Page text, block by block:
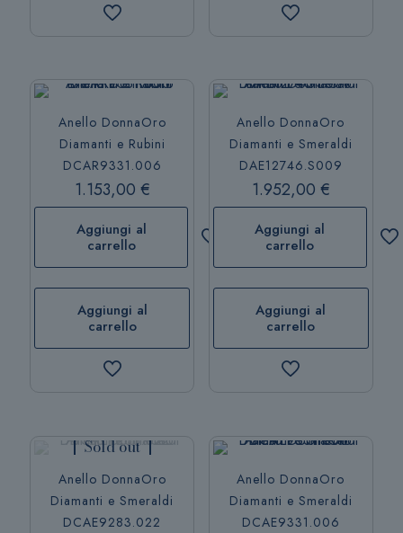
Anello DonnaOro
Diamanti e Rubini
DCAR9331.006
1.153,00 €
Aggiungi al
carrello
Aggiungi al
carrello
Anello DonnaOro
Diamanti e Smeraldi
DAE12746.S009
1.952,00 €
Aggiungi al
carrello
Aggiungi al
carrello
Sold out
Anello DonnaOro
Diamanti e Smeraldi
DCAE9283.022
Anello DonnaOro
Diamanti e Smeraldi
DCAE9331.006